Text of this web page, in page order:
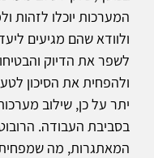
המערכות יוכלו לזהות
ולוודא שהם מגיעים
לשפר את הדיוק
ולהפחית את הסיכון
יתר על כן, שילוב
בסביבת העבודה.
המאתגרות, מה